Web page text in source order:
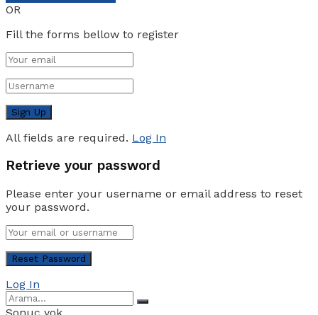
OR
Fill the forms bellow to register
All fields are required. Log In
Retrieve your password
Please enter your username or email address to reset
your password.
Log In
Sonuç yok